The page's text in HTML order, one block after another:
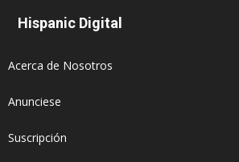
Hispanic Digital
Acerca de Nosotros
Anunciese
Suscripción